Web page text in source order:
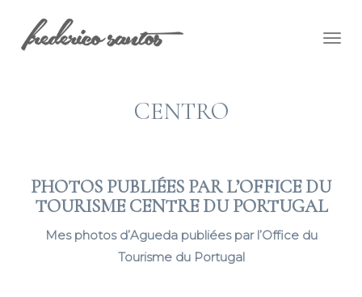
CENTRO
PHOTOS PUBLIÉES PAR L’OFFICE DU
TOURISME CENTRE DU PORTUGAL
Mes photos d’Agueda publiées par l’Office du
Tourisme du Portugal